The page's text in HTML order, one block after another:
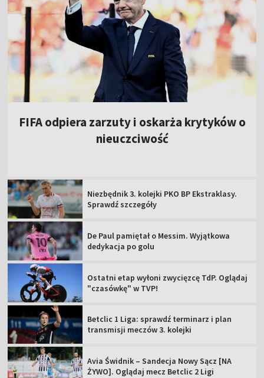
FIFA odpiera zarzuty i oskarża krytyków o
nieuczciwość
Niezbędnik 3. kolejki PKO BP Ekstraklasy.
Sprawdź szczegóły
De Paul pamiętał o Messim. Wyjątkowa
dedykacja po golu
Ostatni etap wyłoni zwycięzcę TdP. Oglądaj
"czasówkę" w TVP!
Betclic 1 Liga: sprawdź terminarz i plan
transmisji meczów 3. kolejki
Avia Świdnik – Sandecja Nowy Sącz [NA
ŻYWO]. Oglądaj mecz Betclic 2 Ligi